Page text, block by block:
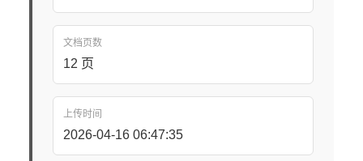
文档页数
12 页
上传时间
2026-04-16 06:47:35